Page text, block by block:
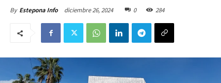
By Estepona Info diciembre 26, 2024 0 284